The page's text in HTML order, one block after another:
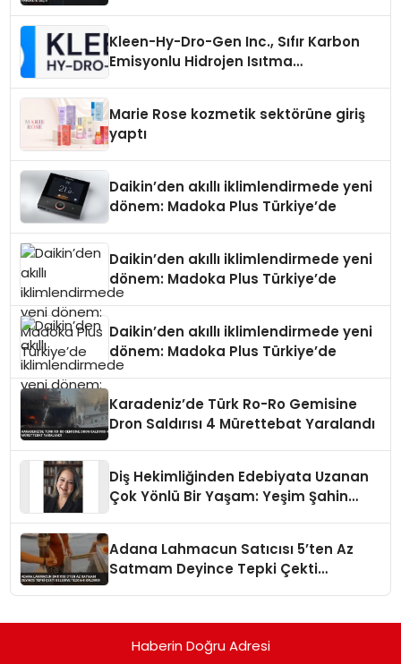
Kleen-Hy-Dro-Gen Inc., Sıfır Karbon
Emisyonlu Hidrojen Isıtma
Marie Rose kozmetik sektörüne giriş
yaptı
Daikin’den akıllı iklimlendirmede yeni
dönem: Madoka Plus Türkiye’de
Daikin’den akıllı iklimlendirmede yeni
dönem: Madoka Plus Türkiye’de
Daikin’den akıllı iklimlendirmede yeni
dönem: Madoka Plus Türkiye’de
Karadeniz’de Türk Ro-Ro Gemisine
Dron Saldırısı 4 Mürettebat Yaralandı
Diş Hekimliğinden Edebiyata Uzanan
Çok Yönlü Bir Yaşam: Yeşim Şahin
Adana Lahmacun Satıcısı 5’ten Az
Satmam Deyince Tepki Çekti
Haberin Doğru Adresi